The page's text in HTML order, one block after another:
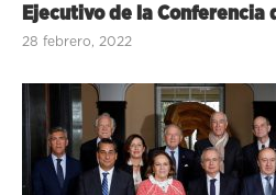
Ejecutivo de la Conferencia
28 febrero, 2022